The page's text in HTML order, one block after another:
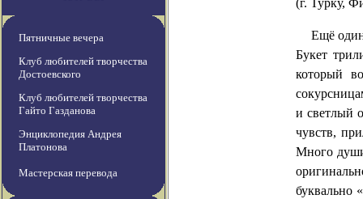
Пятничные вечера
Клуб любителей творчества
Достоевского
Клуб любителей творчества
Гайто Газданова
Энциклопедия Андрея
Платонова
Мастерская перевода
(г. Турку,
Ещё
Букет
который
и светлый
чувств,
Много
буквально